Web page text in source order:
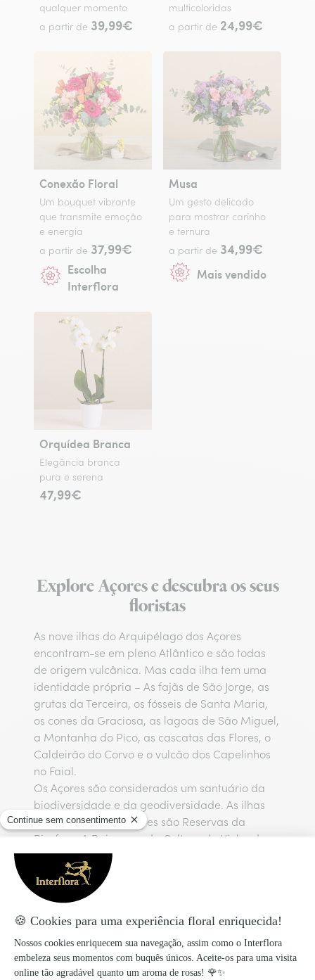
qualquer momento
a partir de 39,99€
multicoloridas
a partir de 24,99€
Conexão Floral
Um bouquet vibrante
que transmite emoção
e energia
a partir de 37,99€
Escolha
Interflora
Musa
Um gesto delicado
para mostrar carinho
e ternura
a partir de 34,99€
Mais vendido
Orquídea Branca
Elegância branca
pura e serena
47,99€
Explore Açores e descubra os seus
floristas
As nove ilhas do Arquipélago dos Açores
encontram-se em pleno Atlântico e são todas
de origem vulcânica. Mas cada ilha tem uma
identidade própria – As fajãs de São Jorge, as
grutas da Terceira, os fósseis de Santa Maria,
os cones da Graciosa, as lagoas de São Miguel,
a Montanha do Pico, as cascatas das Flores, o
Caldeirão do Corvo e o vulcão dos Capelinhos
no Faial.
Os Açores são considerados um santuário da
biodiversidade e da geodiversidade. As ilhas
Graciosa, Corvo e Flores são Reservas da
Biosfera. A Paisagem da Cultura da Vinha da
Ilha do Pico é Património Mundial da
Humanidade. A Lagoa das Sete Cidades é uma
das Maravilhas Naturais de Portugal.
Segundo a lenda, os Açores seriam Atlântida,
mítico reino insular citado por Platão. A origem
do nome Açores é associada à presença dos
milhafres encontrados, então confundidos com
outra ave de rapina – o açor. Ahortência